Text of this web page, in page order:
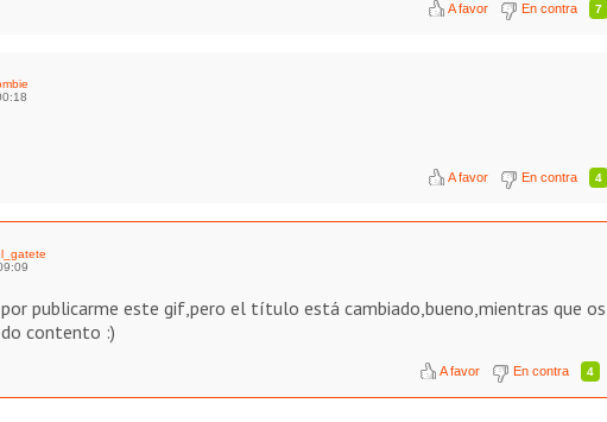
A favor En contra 7
A favor En contra 4
publicarme este gif,pero el título está cambiado,bueno,mientras que
contento :)
A favor En contra 4